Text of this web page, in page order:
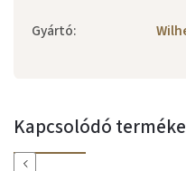
Gyártó:
Kapcsolódó
Previous